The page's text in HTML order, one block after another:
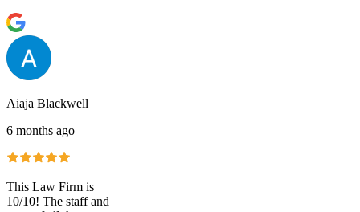
Aiaja Blackwell
6 months ago
This Law Firm is
10/10! The staff and